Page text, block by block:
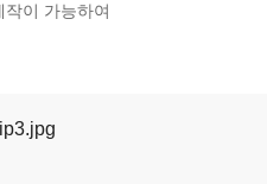
이 가능하여